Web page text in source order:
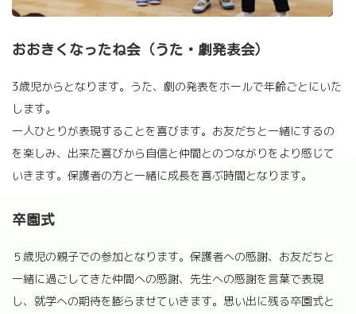
おおきくなったね会（うた・劇発表会）
3歳児からとなります。うた、劇の発表をホールで年齢ごとにいた
します。
一人ひとりが表現することを喜びます。お友だちと一緒にするの
を楽しみ、出来た喜びから自信と仲間とのつながりをより感じて
いきます。保護者の方と一緒に成長を喜ぶ時間となります。
卒園式
５歳児の親子での参加となります。保護者への感謝、お友だちと
一緒に過ごしてきた仲間への感謝、先生への感謝を言葉で表現
し、就学への期待を膨らませていきます。思い出に残る卒園式と